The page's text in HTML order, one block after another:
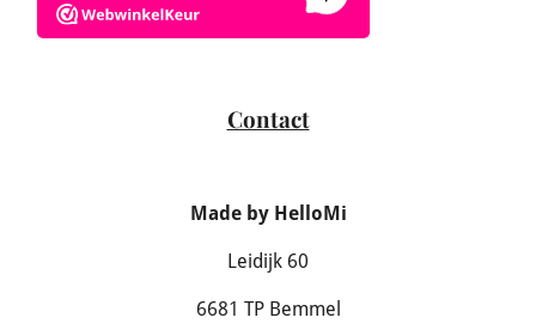
Contact
Made by HelloMi
Leidijk 60
6681 TP Bemmel